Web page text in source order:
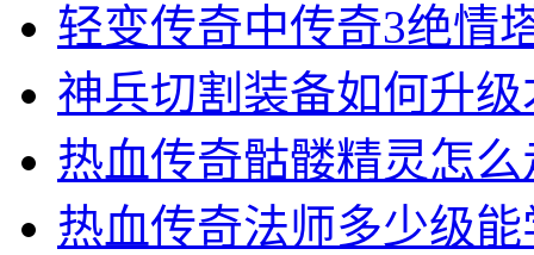
轻变传奇中传奇3绝情
神兵切割装备如何升
热血传奇骷髅精灵怎
热血传奇法师多少级